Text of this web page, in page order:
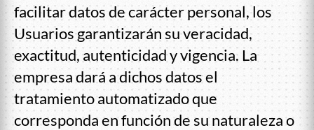
facilitar datos de carácter personal, los
Usuarios garantizarán su veracidad,
exactitud, autenticidad y vigencia. La
empresa dará a dichos datos el
tratamiento automatizado que
corresponda en función de su naturaleza o